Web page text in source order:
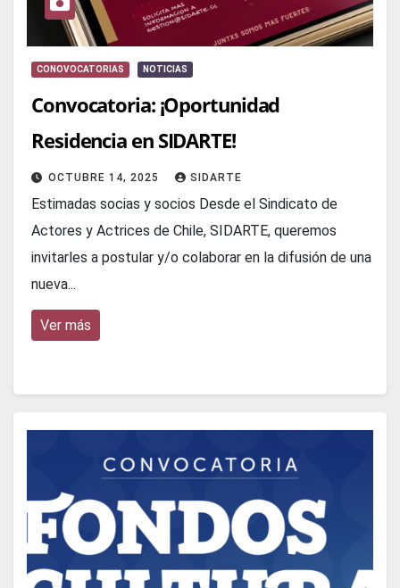
CONOVOCATORIAS NOTICIAS
Convocatoria: ¡Oportunidad
Residencia en SIDARTE!
OCTUBRE 14, 2025 SIDARTE
Estimadas socias y socios Desde el Sindicato de
Actores y Actrices de Chile, SIDARTE, queremos
invitarles a postular y/o colaborar en la difusión de una
nueva...
Ver más